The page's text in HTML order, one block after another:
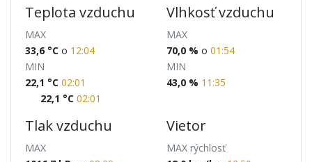
Teplota vzduchu
MAX
33,6 °C o 12:04
MIN
22,1 °C 02:01
22,1 °C 02:01
Vlhkosť vzduchu
MAX
70,0 % o 01:54
MIN
43,0 % 11:35
Tlak vzduchu
MAX
Vietor
MAX rýchlosť